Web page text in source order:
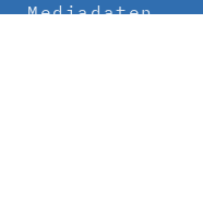
Mediadaten